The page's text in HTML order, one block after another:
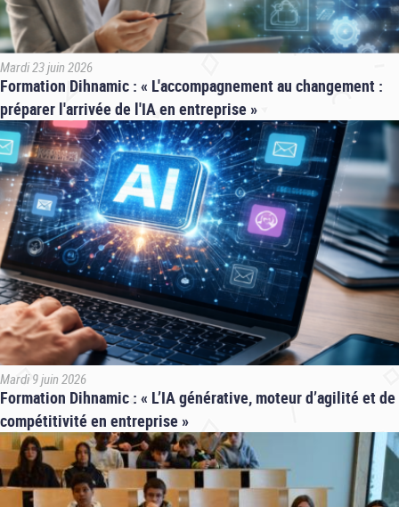
Mardi 23 juin 2026
Formation Dihnamic : « L'accompagnement au changement :
préparer l'arrivée de l'IA en entreprise »
Mardi 9 juin 2026
Formation Dihnamic : « L’IA générative, moteur d’agilité et de
compétitivité en entreprise »